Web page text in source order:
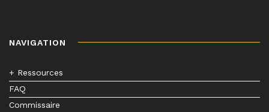
NAVIGATION
+ Ressources
FAQ
Commissaire